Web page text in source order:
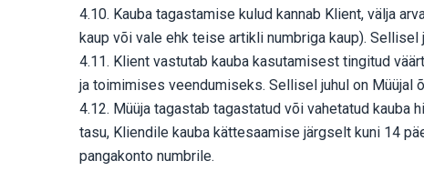
4.10. Kauba tagastamise kulud kannab Klient, välja
kaup või vale ehk teise artikli numbriga kaup).
4.11. Klient vastutab kauba kasutamisest tingitud
ja toimimises veendumiseks. Sellisel juhul on Müüjal
4.12. Müüja tagastab tagastatud või vahetatud
tasu, Kliendile kauba kättesaamise järgselt kuni 14
pangakonto numbrile.